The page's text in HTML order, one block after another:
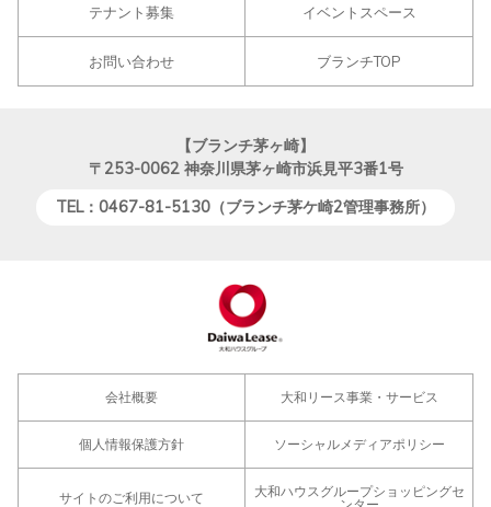
テナント募集 イベントスペース
お問い合わせ ブランチTOP
【ブランチ茅ヶ崎】
〒253-0062 神奈川県茅ヶ崎市浜見平3番1号
TEL：0467-81-5130（ブランチ茅ケ崎2管理事務所）
会社概要 大和リース事業・サービス
個人情報保護方針 ソーシャルメディアポリシー
サイトのご利用について
大和ハウスグループショッピングセ